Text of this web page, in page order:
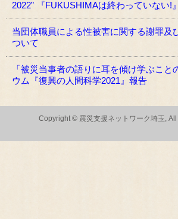
2022” 『FUKUSHIMAは終わっていない!』
当団体職員による性被害に関する謝罪及
ついて
「被災当事者の語りに耳を傾け学ぶこ
ウム『復興の人間科学2021』報告
Copyright © 震災支援ネットワーク埼玉,